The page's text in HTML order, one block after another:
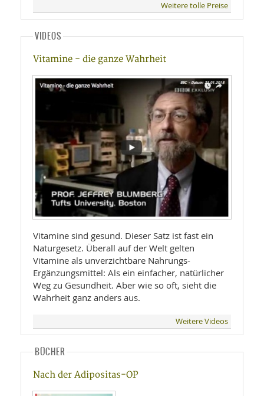
Weitere tolle Preise
VIDEOS
Vitamine - die ganze Wahrheit
Vitamine sind gesund. Dieser Satz ist fast ein
Naturgesetz. Überall auf der Welt gelten
Vitamine als unverzichtbare Nahrungs-
Ergänzungsmittel: Als ein einfacher, natürlicher
Weg zu Gesundheit. Aber wie so oft, sieht die
Wahrheit ganz anders aus.
Weitere Videos
BÜCHER
Nach der Adipositas-OP